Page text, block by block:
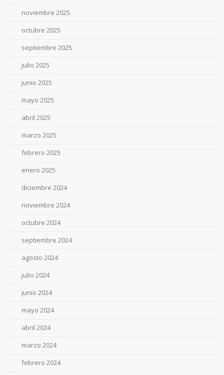
noviembre 2025
octubre 2025
septiembre 2025
julio 2025
junio 2025
mayo 2025
abril 2025
marzo 2025
febrero 2025
enero 2025
diciembre 2024
noviembre 2024
octubre 2024
septiembre 2024
agosto 2024
julio 2024
junio 2024
mayo 2024
abril 2024
marzo 2024
febrero 2024